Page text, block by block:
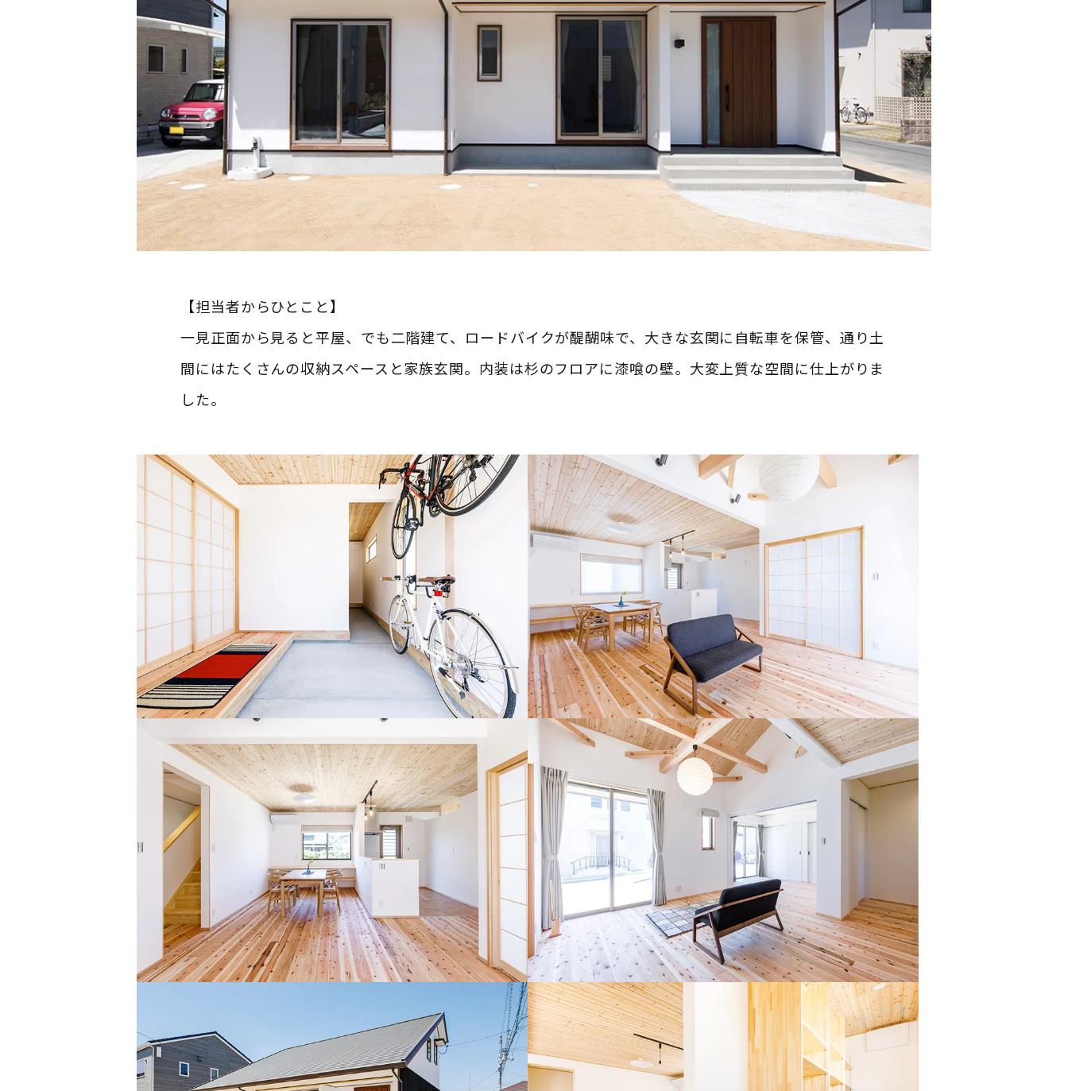
【担当者からひとこと】
一見正面から見ると平屋、でも二階建て、ロードバイクが醍醐味で、大きな玄関に自転車を保管、通り土
間にはたくさんの収納スペースと家族玄関。内装は杉のフロアに漆喰の壁。大変上質な空間に仕上がりま
した。